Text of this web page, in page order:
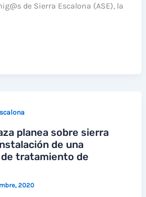
de Sierra Escalona (ASE), la
planea sobre sierra
de una
tratamiento de
2020